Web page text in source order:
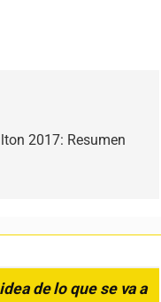
2017: Resumen
de lo que se va a